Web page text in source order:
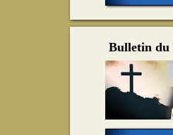
Bulletin du